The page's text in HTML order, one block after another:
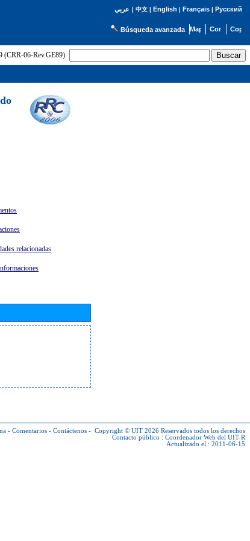
عربي | 中文| English | Français| Русский
Búsqueda avanzada
(CRR-06-Rev.GE89)
relacionadas
- Comentarios - Contáctenos - Copyright © UIT 2026 Reservados todos los derechos
Contacto público : Coordenador Web del UIT-R
Actualizado el : 2011-06-15